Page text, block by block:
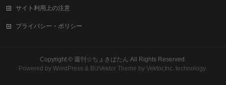
サイト利用上の注意
プライバシー・ポリシー
Copyright © 週刊☆ちょきぱたん All Rights Reserved.
Powered byWordPress & BizVektor Theme by Vektor,Inc. technology.